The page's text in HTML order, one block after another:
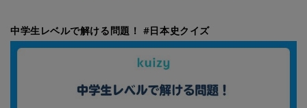
中学生レベルで解ける問題！ #日本史クイズ